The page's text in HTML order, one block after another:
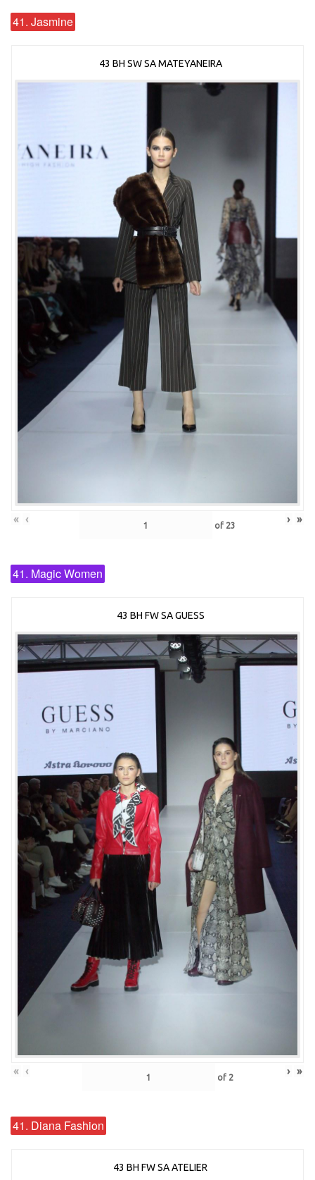
41. Jasmine
43 BH SW SA MATEYANEIRA
« ‹ of 23 › »
41. Magic Women
43 BH FW SA GUESS
« ‹ of 2 › »
41. Diana Fashion
43 BH FW SA ATELIER